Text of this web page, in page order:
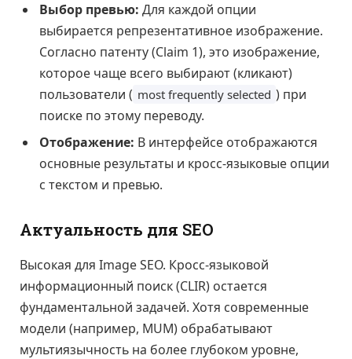
Выбор превью: Для каждой опции
выбирается репрезентативное изображение.
Согласно патенту (Claim 1), это изображение,
которое чаще всего выбирают (кликают)
пользователи ( most frequently selected ) при
поиске по этому переводу.
Отображение: В интерфейсе отображаются
основные результаты и кросс-языковые опции
с текстом и превью.
Актуальность для SEO
Высокая для Image SEO. Кросс-языковой
информационный поиск (CLIR) остается
фундаментальной задачей. Хотя современные
модели (например, MUM) обрабатывают
мультиязычность на более глубоком уровне,